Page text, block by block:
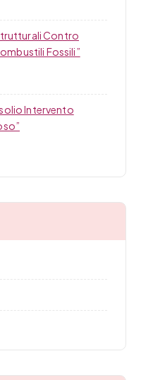
Contro
Fossili”
Intervento